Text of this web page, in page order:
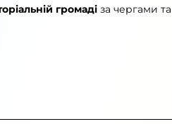
громаді за чергами та